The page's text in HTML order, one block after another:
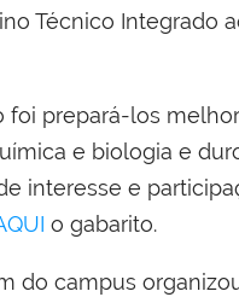
Técnico Integrado
prepará-los
e biologia e
interesse e
o gabarito.
do campus